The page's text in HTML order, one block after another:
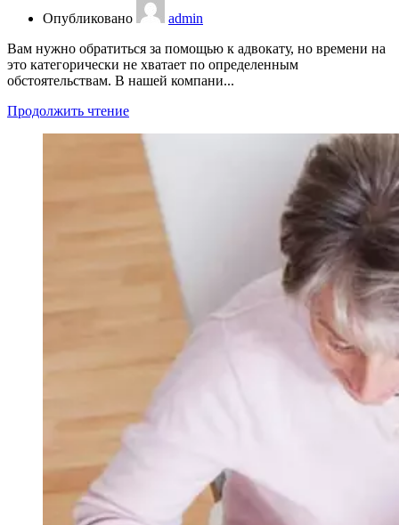
Опубликовано
admin
Вам нужно обратиться за помощью к адвокату, но времени на
это категорически не хватает по определенным
обстоятельствам. В нашей компани...
Продолжить чтение